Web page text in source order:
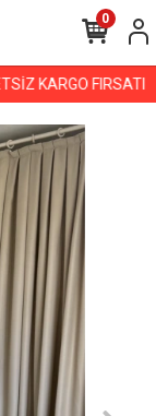
KARGO FIRSATI
0